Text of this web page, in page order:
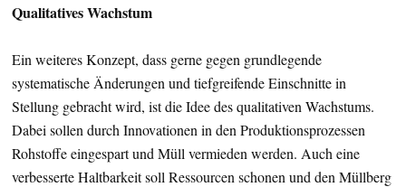
Qualitatives Wachstum
Ein weiteres Konzept, dass gerne gegen grundlegende
systematische Änderungen und tiefgreifende Einschnitte in
Stellung gebracht wird, ist die Idee des qualitativen Wachstums.
Dabei sollen durch Innovationen in den Produktionsprozessen
Rohstoffe eingespart und Müll vermieden werden. Auch eine
verbesserte Haltbarkeit soll Ressourcen schonen und den Müllberg